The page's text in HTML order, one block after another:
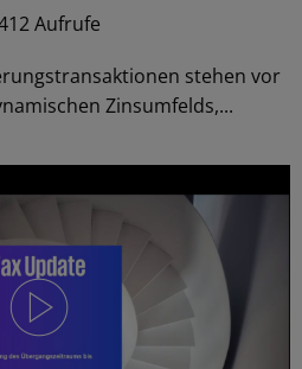
Aufrufe
stehen vor
Zinsumfelds,...